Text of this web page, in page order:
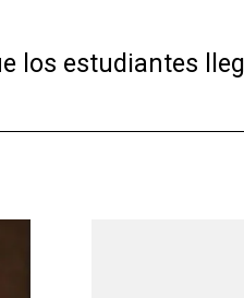
los estudiantes